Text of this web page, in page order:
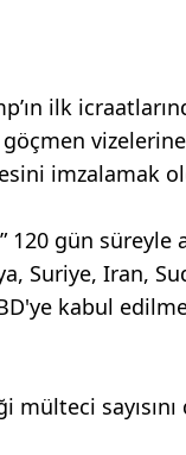
ilk
imzalamak
120 gün süreyle
Suriye, Iran,
kabul
mülteci sayısını